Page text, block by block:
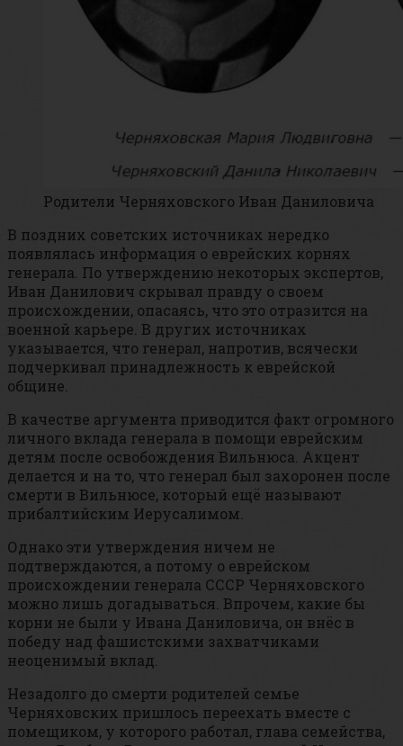
Родители Черняховского Иван Даниловича
В поздних советских источниках нередко
появлялась информация о еврейских корнях
генерала. По утверждению некоторых экспертов,
Иван Данилович скрывал правду о своем
происхождении, опасаясь, что это отразится на
военной карьере. В других источниках
указывается, что генерал, напротив, всячески
подчеркивал принадлежность к еврейской
общине.
В качестве аргумента приводится факт огромного
личного вклада генерала в помощи еврейским
детям после освобождения Вильнюса. Акцент
делается и на то, что генерал был захоронен после
смерти в Вильнюсе, который ещё называют
прибалтийским Иерусалимом.
Однако эти утверждения ничем не
подтверждаются, а потому о еврейском
происхождении генерала СССР Черняховского
можно лишь догадываться. Впрочем, какие бы
корни не были у Ивана Даниловича, он внёс в
победу над фашистскими захватчиками
неоценимый вклад.
Незадолго до смерти родителей семье
Черняховских пришлось переехать вместе с
помещиком, у которого работал, глава семейства,